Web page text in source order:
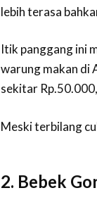
lebih terasa
Itik panggang ini
warung makan di
sekitar
Meski terbilang
2. Bebek